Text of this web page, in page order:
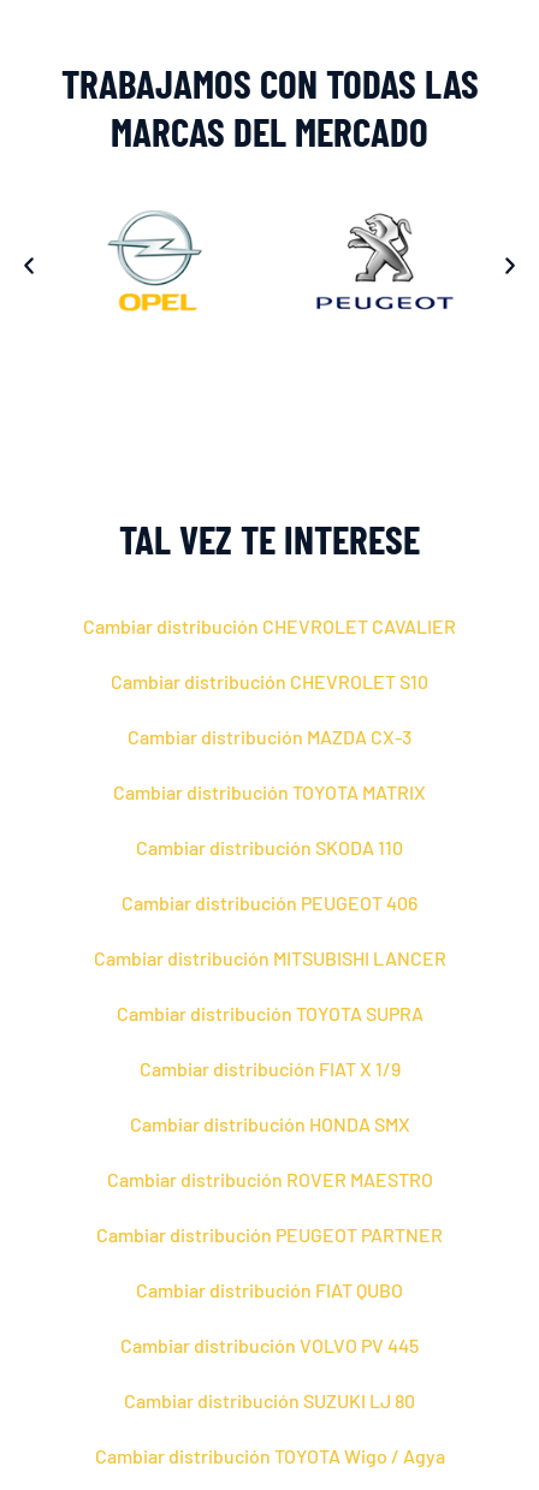
TRABAJAMOS CON TODAS LAS
MARCAS DEL MERCADO
TAL VEZ TE INTERESE
Cambiar distribución CHEVROLET CAVALIER
Cambiar distribución CHEVROLET S10
Cambiar distribución MAZDA CX-3
Cambiar distribución TOYOTA MATRIX
Cambiar distribución SKODA 110
Cambiar distribución PEUGEOT 406
Cambiar distribución MITSUBISHI LANCER
Cambiar distribución TOYOTA SUPRA
Cambiar distribución FIAT X 1/9
Cambiar distribución HONDA SMX
Cambiar distribución ROVER MAESTRO
Cambiar distribución PEUGEOT PARTNER
Cambiar distribución FIAT QUBO
Cambiar distribución VOLVO PV 445
Cambiar distribución SUZUKI LJ 80
Cambiar distribución TOYOTA Wigo / Agya